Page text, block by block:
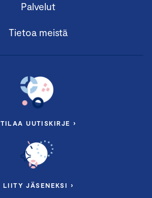
Palvelut
Tietoa meistä
TILAA UUTISKIRJE ›
LIITY JÄSENEKSI ›